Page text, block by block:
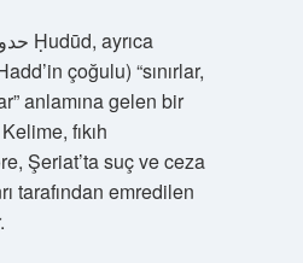
çoğulu) “sınırlar,
anlamına gelen bir
fıkıh
Şeriat’ta suç ve ceza
tarafından emredilen